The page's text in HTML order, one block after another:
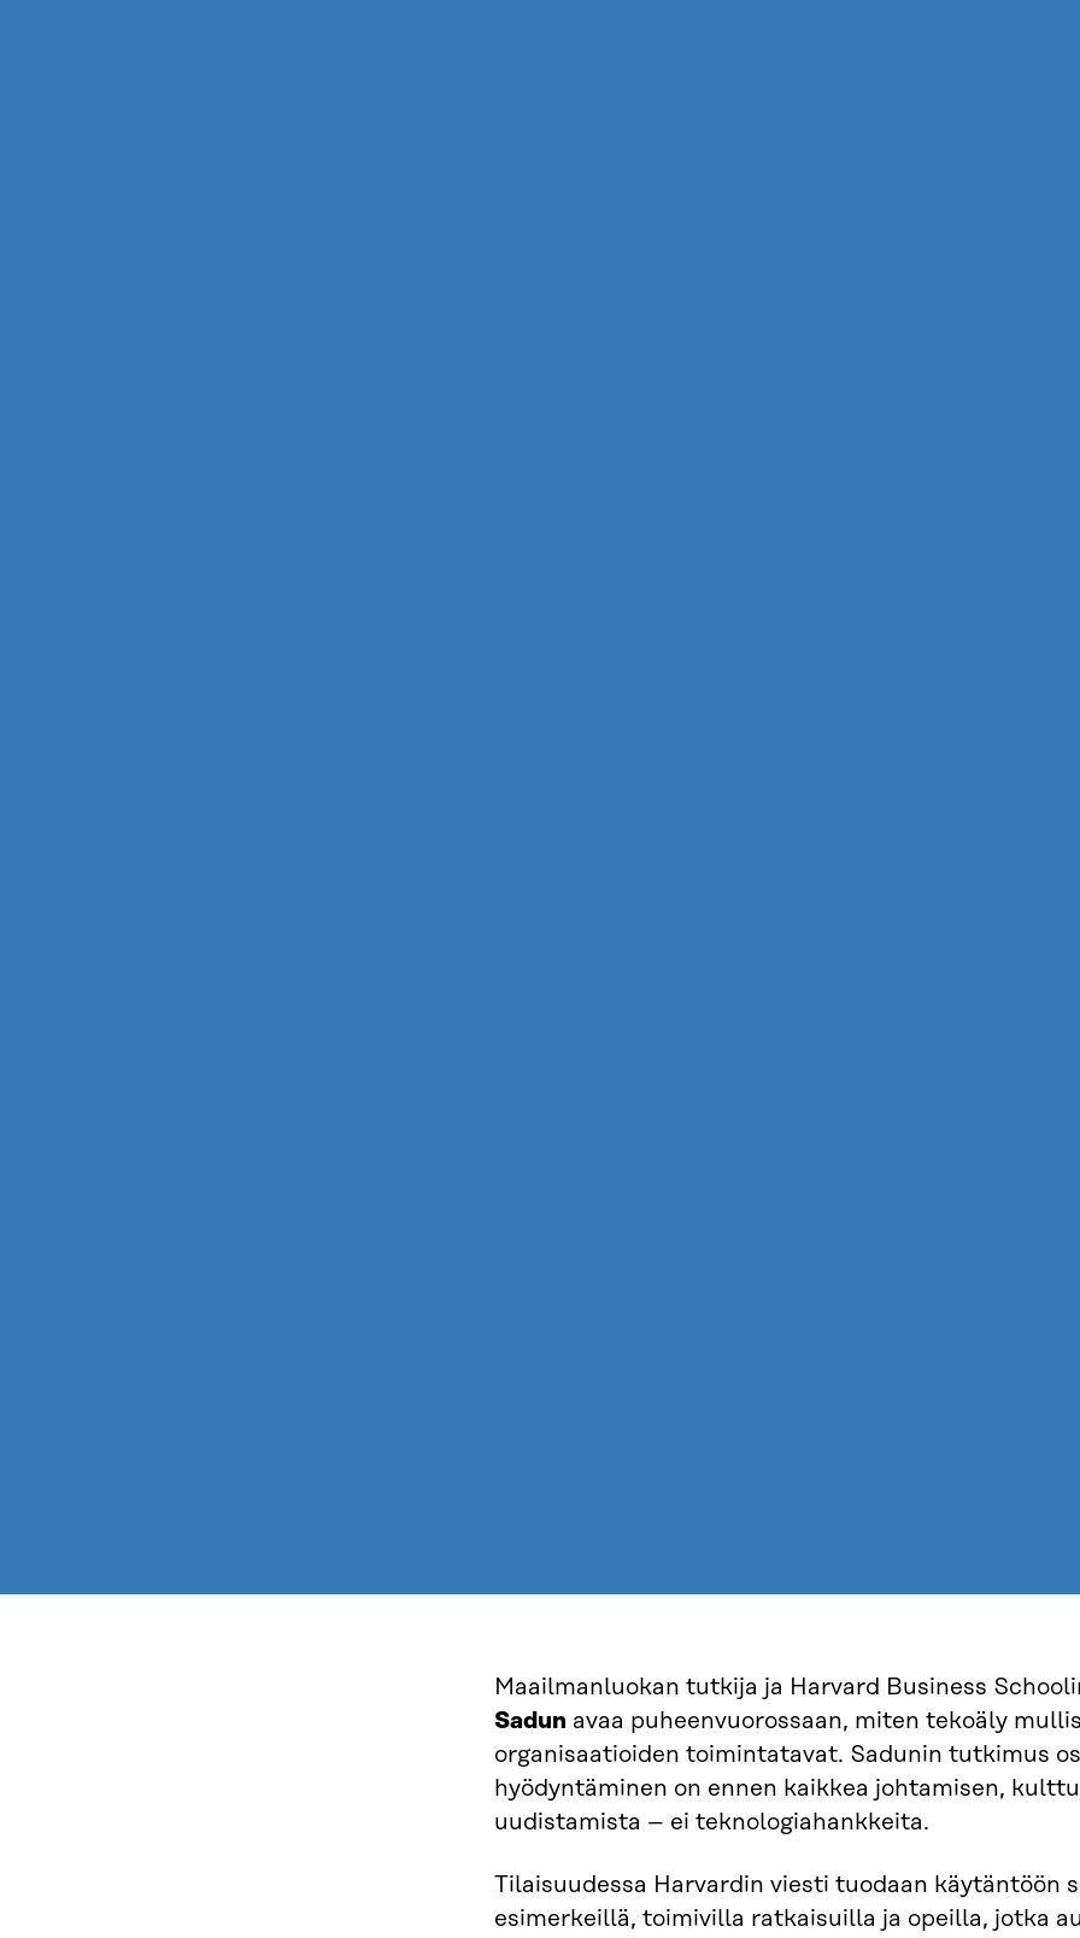
Maailmanluokan tutkija ja Harvard Business
Sadun avaa puheenvuorossaan, miten tekoäly
organisaatioiden toimintatavat. Sadunin tutkimus
hyödyntäminen on ennen kaikkea johtamisen,
uudistamista – ei teknologiahankkeita.
Tilaisuudessa Harvardin viesti tuodaan käytäntöön
esimerkeillä, toimivilla ratkaisuilla ja opeilla, jotka